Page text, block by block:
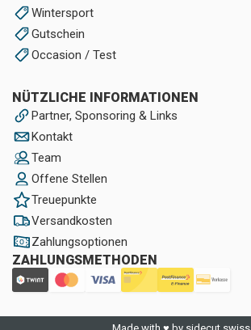
Wintersport
Gutschein
Occasion / Test
NÜTZLICHE INFORMATIONEN
Partner, Sponsoring & Links
Kontakt
Team
Offene Stellen
Treuepunkte
Versandkosten
Zahlungsoptionen
ZAHLUNGSMETHODEN